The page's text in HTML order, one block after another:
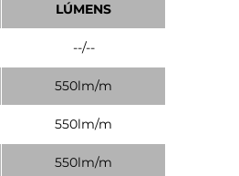
LÚMENS
--/--
550lm/m
550lm/m
550lm/m